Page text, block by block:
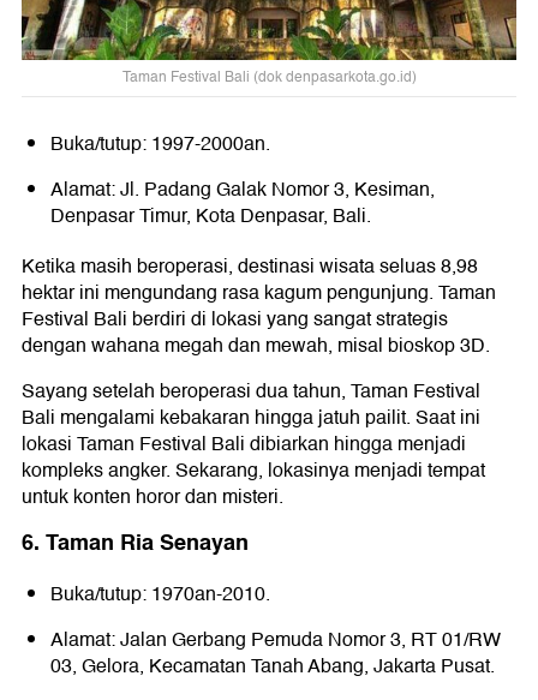
Taman Festival Bali (dok denpasarkota.go.id)
Buka/tutup: 1997-2000an.
Alamat: Jl. Padang Galak Nomor 3, Kesiman,
Denpasar Timur, Kota Denpasar, Bali.
Ketika masih beroperasi, destinasi wisata seluas 8,98
hektar ini mengundang rasa kagum pengunjung. Taman
Festival Bali berdiri di lokasi yang sangat strategis
dengan wahana megah dan mewah, misal bioskop 3D.
Sayang setelah beroperasi dua tahun, Taman Festival
Bali mengalami kebakaran hingga jatuh pailit. Saat ini
lokasi Taman Festival Bali dibiarkan hingga menjadi
kompleks angker. Sekarang, lokasinya menjadi tempat
untuk konten horor dan misteri.
6. Taman Ria Senayan
Buka/tutup: 1970an-2010.
Alamat: Jalan Gerbang Pemuda Nomor 3, RT 01/RW
03, Gelora, Kecamatan Tanah Abang, Jakarta Pusat.